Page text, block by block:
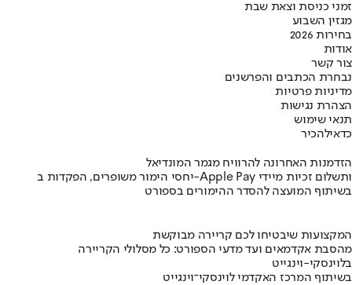
זמני כניסת וצאת שבת
מגזין השבוע
בחירות 2026
אודות
צור קשר
נבחרת הכתבים והפרשנים
מדיניות פרטיות
הצהרת נגישות
תנאי שימוש
כדאילהכיר
הזדמנות האחרונה להרוויח מגמר המונדיאל
יחסי הימור משופרים, הפקדות ב-Apple Pay ותשלום זכיות מיידי
בשיתוף המועצה להסדר ההימורים בספורט
המקצועות שיבטיחו לכם קריירה מבוקשת
מהסבת אקדמאים ועד מדעי הספורט: כל מסלולי הקריירה
בלוינסקי-וינגייט
בשיתוף המרכז האקדמי לוינסקי־וינגייט